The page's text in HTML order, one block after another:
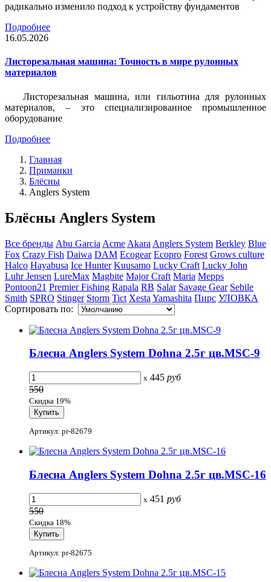
радикально изменило подход к устройству фундаментов
Подробнее
16.05.2026
Листорезальная машина: Точность в мире рулонных
материалов
Листорезальная машина, или гильотина для рулонных
материалов, – это специализированное промышленное
оборудование
Подробнее
Главная
Приманки
Блёсны
Anglers System
Блёсны Anglers System
Все бренды Abu Garcia Acme Akara Anglers System Berkley Blue
Fox Crazy Fish Daiwa DAM Ecogear Ecopro Forest Grows culture
Halco Hayabusa Ice Hunter Kuusamo Lucky Craft Lucky John
Luhr Jensen LureMax Magbite Major Craft Maria Mepps
Pontoon21 Premier Fishing Rapala RB Salar Savage Gear Sebile
Smith SPRO Stinger Storm Tict Xesta Yamashita Пирс УЛОВКА
Сортировать по:
Блесна Anglers System Dohna 2.5г цв.MSC-9
x 445 руб
550
Скидка 19%
Артикул: pr-82679
Блесна Anglers System Dohna 2.5г цв.MSC-16
x 451 руб
550
Скидка 18%
Артикул: pr-82675